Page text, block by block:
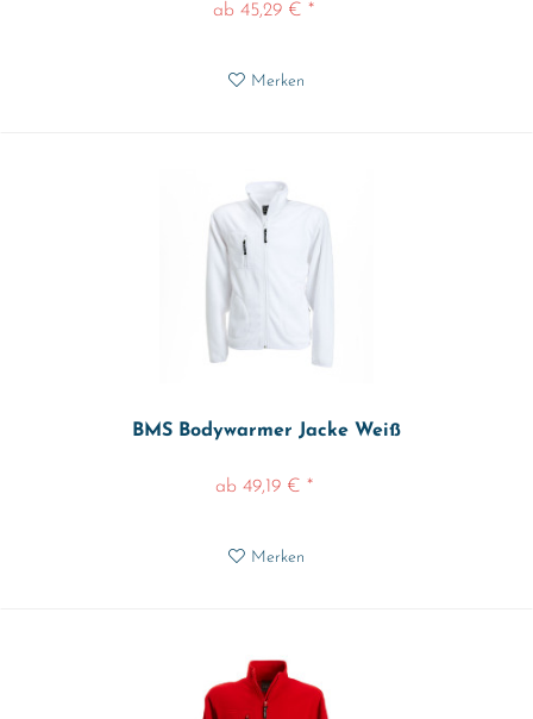
ab 45,29 € *
Merken
BMS Bodywarmer Jacke Weiß
ab 49,19 € *
Merken